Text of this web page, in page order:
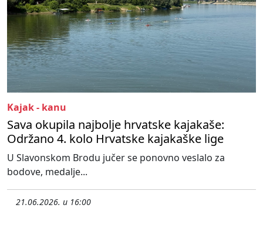
Kajak - kanu
Sava okupila najbolje hrvatske kajakaše:
Održano 4. kolo Hrvatske kajakaške lige
U Slavonskom Brodu jučer se ponovno veslalo za
bodove, medalje...
21.06.2026. u 16:00